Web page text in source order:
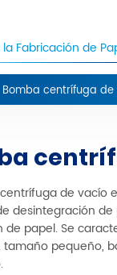
Fabricación de
Bomba centrífuga
de vacío
desintegración
de papel. Se
pequeño,